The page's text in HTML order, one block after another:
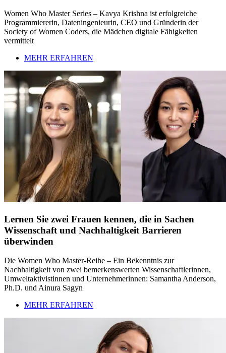
Women Who Master Series – Kavya Krishna ist erfolgreiche
Programmiererin, Dateningenieurin, CEO und Gründerin der
Society of Women Coders, die Mädchen digitale Fähigkeiten
vermittelt
MEHR ERFAHREN
Lernen Sie zwei Frauen kennen, die in Sachen
Wissenschaft und Nachhaltigkeit Barrieren
überwinden
Die Women Who Master-Reihe – Ein Bekenntnis zur
Nachhaltigkeit von zwei bemerkenswerten Wissenschaftlerinnen,
Umweltaktivistinnen und Unternehmerinnen: Samantha Anderson,
Ph.D. und Ainura Sagyn
MEHR ERFAHREN